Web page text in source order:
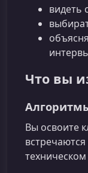
видеть
Что вы
Вы освоите